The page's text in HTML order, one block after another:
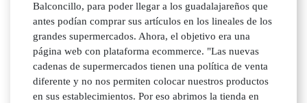
Balconcillo, para poder llegar a los guadalajareños que
antes podían comprar sus artículos en los lineales de los
grandes supermercados. Ahora, el objetivo era una
página web con plataforma ecommerce. "Las nuevas
cadenas de supermercados tienen una política de venta
diferente y no nos permiten colocar nuestros productos
en sus establecimientos. Por eso abrimos la tienda en